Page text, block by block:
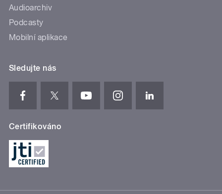
Audioarchiv
Podcasty
Mobilní aplikace
Sledujte nás
Certifikováno